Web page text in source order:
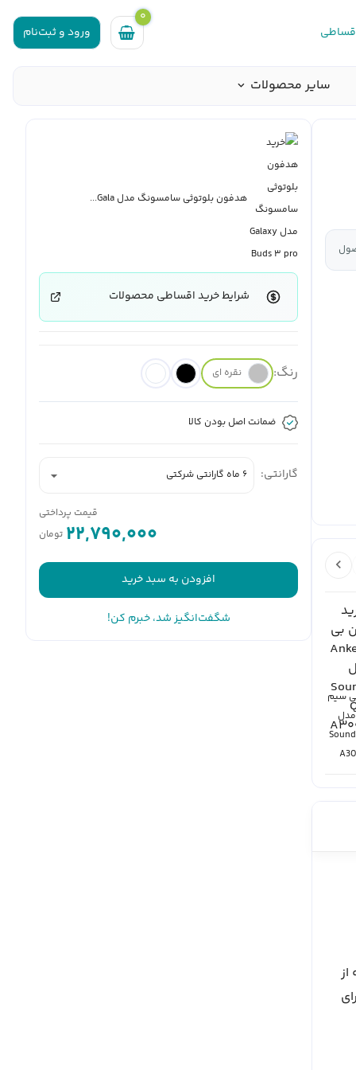
0
ورود و ثبت‌نام
سایر محصولات
سیم
Anker مدل
از
هدفون بلوتوثی سامسونگ مدل Gala...
شرایط خرید اقساطی محصولات
رنگ: نقره ای
ضمانت اصل بودن کالا
گارانتی: 6 ماه گارانتی شرکتی
قیمت پرداختی
22,790,000 تومان
افزودن به سبد خرید
شگفت‌انگیز شد، خبرم کن!